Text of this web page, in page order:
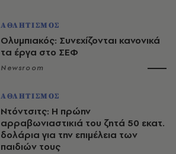
ΑΘΛΗΤΙΣΜΟΣ
Ολυμπιακός: Συνεχίζονται κανονικά
τα έργα στο ΣΕΦ
Newsroom
ΑΘΛΗΤΙΣΜΟΣ
Ντόντσιτς: Η πρώην
αρραβωνιαστικιά του ζητά 50 εκατ.
δολάρια για την επιμέλεια των
παιδιών τους